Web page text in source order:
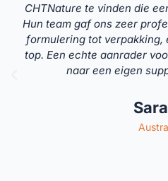
CHTNature te vinden die
Hun team gaf ons zeer
formulering tot
top. Een echte aanrader
naar een eigen